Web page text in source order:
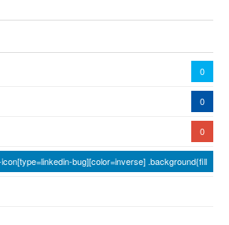
0
0
0
bug][color=inverse] .background{fill